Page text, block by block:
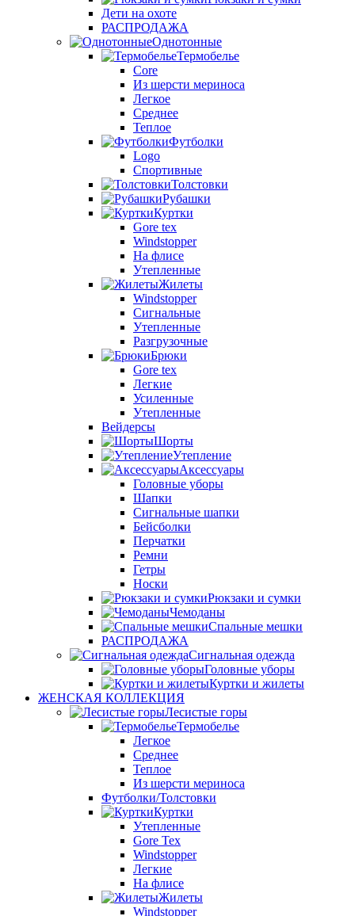
Дети на охоте
РАСПРОДАЖА
Однотонные
Термобелье
Core
Из шерсти мериноса
Легкое
Среднее
Теплое
Футболки
Logo
Спортивные
Толстовки
Рубашки
Куртки
Gore tex
Windstopper
На флисе
Утепленные
Жилеты
Windstopper
Сигнальные
Утепленные
Разгрузочные
Брюки
Gore tex
Легкие
Усиленные
Утепленные
Вейдерсы
Шорты
Утепление
Аксессуары
Головные уборы
Шапки
Сигнальные шапки
Бейсболки
Перчатки
Ремни
Гетры
Носки
Рюкзаки и сумки
Чемоданы
Спальные мешки
РАСПРОДАЖА
Сигнальная одежда
Головные уборы
Куртки и жилеты
ЖЕНСКАЯ КОЛЛЕКЦИЯ
Лесистые горы
Термобелье
Легкое
Среднее
Теплое
Из шерсти мериноса
Футболки/Толстовки
Куртки
Утепленные
Gore Tex
Windstopper
Легкие
На флисе
Жилеты
Windstopper